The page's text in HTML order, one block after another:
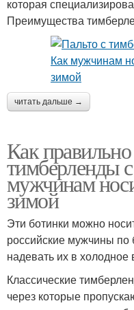
которая
Преимущества
читать дальше →
Как
тимберленды
мужчинам
зимой
Эти ботинки можно
российские мужчины по
надевать их в холодное
Классические
через которые